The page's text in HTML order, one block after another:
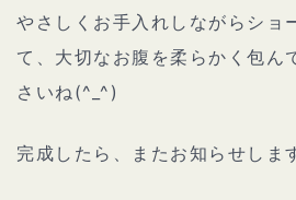
やさしくお手入れしながらショ
て、大切なお腹を柔らかく包ん
さいね(^_^)
完成したら、またお知らせしま